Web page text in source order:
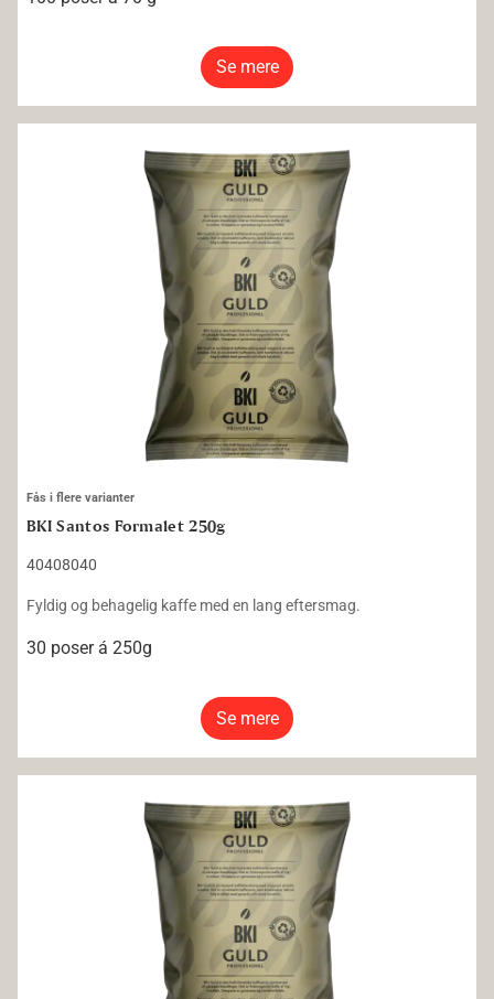
Se mere
Fås i flere varianter
BKI Santos Formalet 250g
40408040
Fyldig og behagelig kaffe med en lang eftersmag.
30 poser á 250g
Se mere